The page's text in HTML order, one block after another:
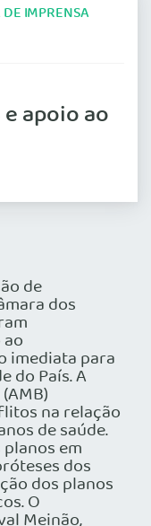
IMPRENSA
apoio ao
de
dos
imediata para
do País. A
na relação
de saúde.
em
dos
dos planos
O